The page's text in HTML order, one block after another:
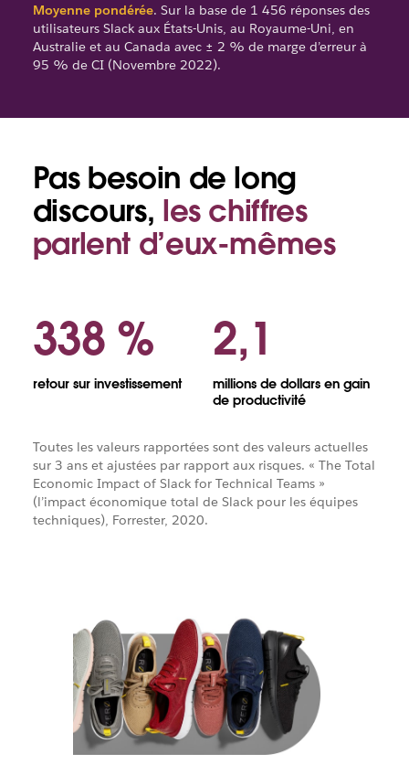
Moyenne pondérée. Sur la base de 1 456 réponses des
utilisateurs Slack aux États-Unis, au Royaume-Uni, en
Australie et au Canada avec ± 2 % de marge d’erreur à
95 % de CI (Novembre 2022).
Tirelire
avec
pièces
Pas besoin de long
discours, les chiffres
parlent d’eux-mêmes
338 %
retour sur investissement
2,1
millions de dollars en gain
de productivité
Toutes les valeurs rapportées sont des valeurs actuelles
sur 3 ans et ajustées par rapport aux risques. « The Total
Economic Impact of Slack for Technical Teams »
(l’impact économique total de Slack pour les équipes
techniques), Forrester, 2020.